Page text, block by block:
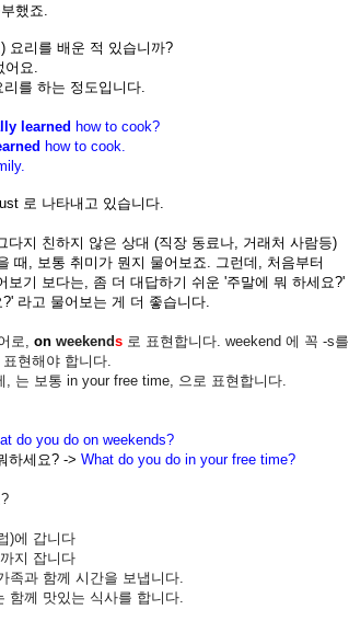
했죠.
요리를 배운 적 있습니까?
요.
를 하는 정도입니다.
learned how to cook?
how to cook.
로 나타내고 있습니다.
다지 친하지 않은 상대 (직장 동료나, 거래처 사람등)
때, 보통 취미가 뭔지 물어보죠. 그런데, 처음부터
보기 보다는, 좀 더 대답하기 쉬운 '주말에 뭐 하세요?'
라고 물어보는 게 더 좋습니다.
로, on weekends 로 표현합니다. weekend 에 꼭 -s를
표현해야 합니다.
는 보통 in your free time, 으로 표현합니다.
do you do on weekends?
하세요? -> What do you do in your free time?
)에 갑니다
지 잡니다
족과 함께 시간을 보냅니다.
함께 맛있는 식사를 합니다.